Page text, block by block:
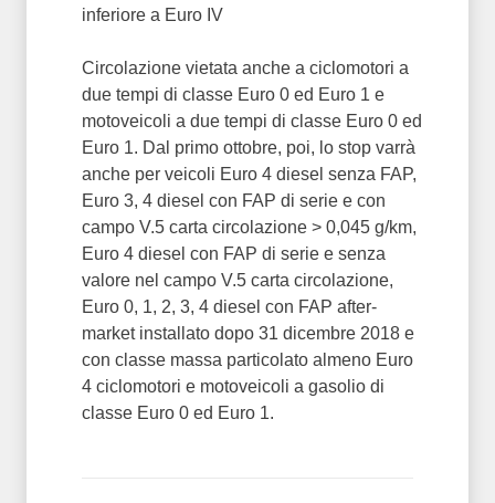
inferiore a Euro IV
Circolazione vietata anche a ciclomotori a
due tempi di classe Euro 0 ed Euro 1 e
motoveicoli a due tempi di classe Euro 0 ed
Euro 1. Dal primo ottobre, poi, lo stop varrà
anche per veicoli Euro 4 diesel senza FAP,
Euro 3, 4 diesel con FAP di serie e con
campo V.5 carta circolazione > 0,045 g/km,
Euro 4 diesel con FAP di serie e senza
valore nel campo V.5 carta circolazione,
Euro 0, 1, 2, 3, 4 diesel con FAP after-
market installato dopo 31 dicembre 2018 e
con classe massa particolato almeno Euro
4 ciclomotori e motoveicoli a gasolio di
classe Euro 0 ed Euro 1.